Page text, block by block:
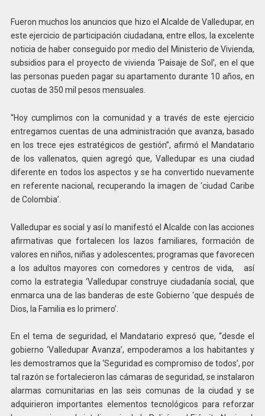
Fueron muchos los anuncios que hizo el Alcalde de Valledupar, en
este ejercicio de participación ciudadana, entre ellos, la excelente
noticia de haber conseguido por medio del Ministerio de Vivienda,
subsidios para el proyecto de vivienda ‘Paisaje de Sol’, en el que
las personas pueden pagar su apartamento durante 10 años, en
cuotas de 350 mil pesos mensuales.
“Hoy cumplimos con la comunidad y a través de este ejercicio
entregamos cuentas de una administración que avanza, basado
en los trece ejes estratégicos de gestión”, afirmó el Mandatario
de los vallenatos, quien agregó que, Valledupar es una ciudad
diferente en todos los aspectos y se ha convertido nuevamente
en referente nacional, recuperando la imagen de ‘ciudad Caribe
de Colombia’.
Valledupar es social y así lo manifestó el Alcalde con las acciones
afirmativas que fortalecen los lazos familiares, formación de
valores en niños, niñas y adolescentes; programas que favorecen
a los adultos mayores con comedores y centros de vida, así
como la estrategia ‘Valledupar construye ciudadanía social, que
enmarca una de las banderas de este Gobierno ‘que después de
Dios, la Familia es lo primero’.
En el tema de seguridad, el Mandatario expresó que, “desde el
gobierno ‘Valledupar Avanza’, empoderamos a los habitantes y
les demostramos que la ‘Seguridad es compromiso de todos’, por
tal razón se fortalecieron las cámaras de seguridad, se instalaron
alarmas comunitarias en las seis comunas de la ciudad y se
adquirieron importantes elementos tecnológicos para reforzar